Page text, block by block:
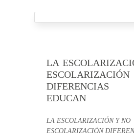
LA
ESCOLARIZACIÓN
EDUCAN
LA ESCOLARIZACIÓN Y NO
ESCOLARIZACIÓN